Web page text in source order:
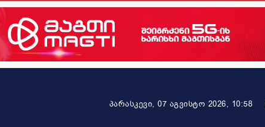
პარასკევი, 07 აგვისტო 2026, 10:58